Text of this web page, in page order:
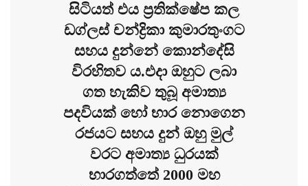
සිටියත් එය ප්‍රතික්ෂේප කල
ඩග්ලස් චන්ද්‍රිකා කුමාරතුංගට
සහය දුන්නේ කොන්දේසි
විරහිතව ය.එදා ඔහුට ලබා
ගත හැකිව තුබූ අමාත්‍ය
පදවියක් හෝ භාර නොගෙන
රජයට සහය දුන් ඔහු මුල්
වරට අමාත්‍ය ධුරයක්
භාරගත්තේ 2000 මහ